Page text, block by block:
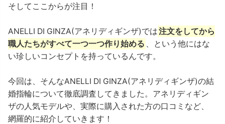
そしてここからが注目！
ANELLI DI GINZA(アネリディギンザ)では注文をしてから
職人たちがすべて一つ一つ作り始める
、という他にはな
い珍しいコンセプトを持っているんです。
今回は、そんなANELLI DI GINZA(アネリディギンザ)の結
婚指輪について徹底調査してきました。アネリディギン
ザの人気モデルや、実際に購入された方の口コミなど、
網羅的に紹介していきます！